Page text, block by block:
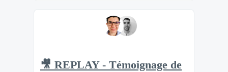
🎥 REPLAY - Témoignage de